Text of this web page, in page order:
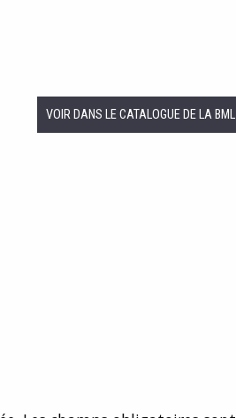
VOIR DANS LE CATALOGUE DE LA BML